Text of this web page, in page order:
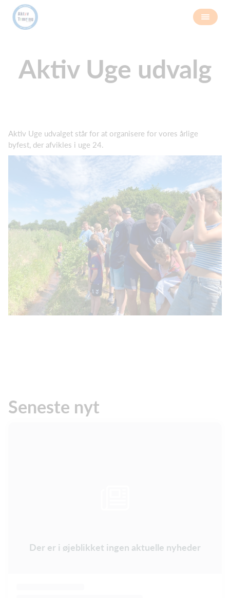
Aktiv Uge udvalg
Aktiv Uge udvalget står for at organisere for vores årlige
byfest, der afvikles i uge 24.
Seneste nyt
Der er i øjeblikket ingen aktuelle nyheder